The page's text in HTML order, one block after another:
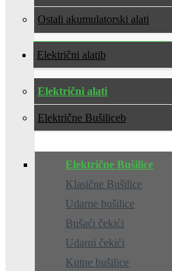
Ostali akumulatorski alati
Električni alati
Električni alati
Električne Bušilice
Električne Bušilice
Klasične Bušilice
Udarne bušilice
Bušaći čekići
Udarni čekići
Kutne bušilice